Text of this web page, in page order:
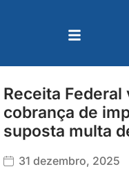
Receita
cobrança de
suposta multa
31 dezembro, 2025